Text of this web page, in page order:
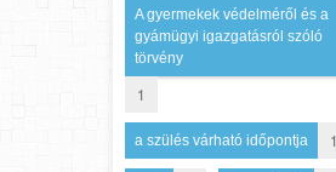
A gyermekek védelméről és a
gyámügyi igazgatásról szóló
törvény
1
a szülés várható időpontja 1